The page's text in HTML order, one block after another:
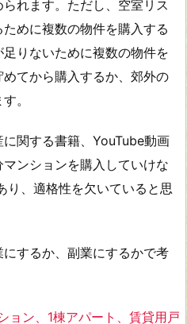
れます。ただし、空室リス
めに複数の物件を購入する
りないために複数の物件を
てから購入するか、郊外の
。
関する書籍、YouTube動画
ンションを購入していけな
り、適格性を欠いていると思
するか、副業にするかで考
ョン、1棟アパート、賃貸用戸